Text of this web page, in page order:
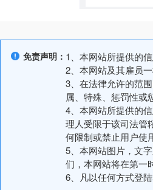
免责声明： 1、本网站所提供的
2、本网站及其雇员
3、在法律允许的范
属、特殊、惩罚性或
4、本网站所提供的
理人受限于该司法管
何限制或禁止用户使
5、本网站图片，文
们，本网站将在第一
6、凡以任何方式登